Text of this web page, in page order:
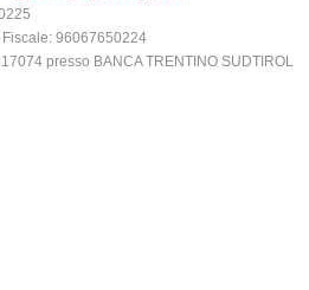
96067650224
presso BANCA TRENTINO SUDTIROL